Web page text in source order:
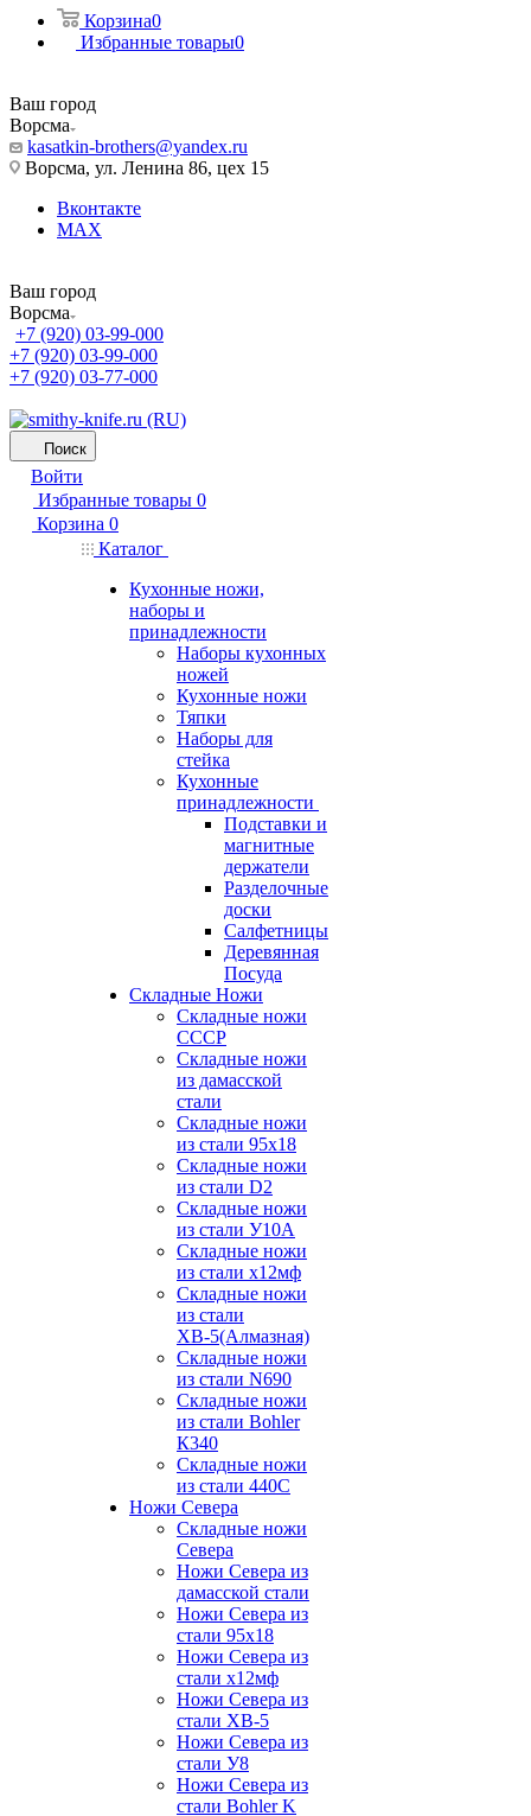
Корзина0
Избранные товары0
Ваш город
Ворсма
kasatkin-brothers@yandex.ru
Ворсма, ул. Ленина 86, цех 15
Вконтакте
MAX
Ваш город
Ворсма
+7 (920) 03-99-000
+7 (920) 03-99-000
+7 (920) 03-77-000
Поиск
Войти
Избранные товары 0
Корзина 0
Каталог
Кухонные ножи,
наборы и
принадлежности
Наборы кухонных
ножей
Кухонные ножи
Тяпки
Наборы для
стейка
Кухонные
принадлежности
Подставки и
магнитные
держатели
Разделочные
доски
Салфетницы
Деревянная
Посуда
Складные Ножи
Cкладные ножи
СССР
Складные ножи
из дамасской
стали
Складные ножи
из стали 95х18
Складные ножи
из стали D2
Складные ножи
из стали У10А
Складные ножи
из стали х12мф
Складные ножи
из стали
ХВ-5(Алмазная)
Складные ножи
из стали N690
Складные ножи
из стали Bohler
К340
Складные ножи
из стали 440С
Ножи Севера
Складные ножи
Севера
Ножи Севера из
дамасской стали
Ножи Севера из
стали 95х18
Ножи Севера из
стали х12мф
Ножи Севера из
стали ХВ-5
Ножи Севера из
стали У8
Ножи Севера из
стали Bohler K